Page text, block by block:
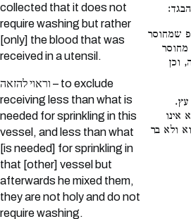
collected that it does not
require washing but rather
[only] the blood that was
received in a utensil.
וראוי להזאה – to exclude
receiving less than what is
needed for sprinkling in this
vessel, and less than what
[is needed] for sprinkling in
that [other] vessel but
afterwards he mixed them,
they are not holy and do not
require washing.
שמחוסר
וכן
עץ.
אינו
ולא בר